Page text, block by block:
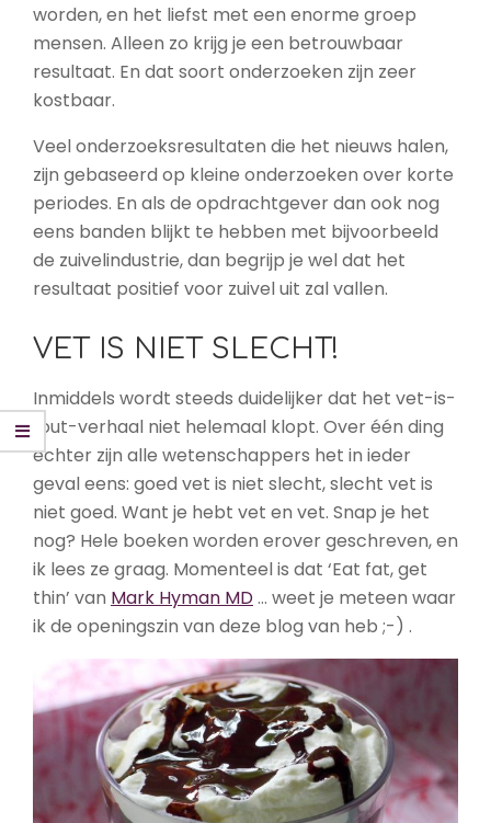
worden, en het liefst met een enorme groep
mensen. Alleen zo krijg je een betrouwbaar
resultaat. En dat soort onderzoeken zijn zeer
kostbaar.
Veel onderzoeksresultaten die het nieuws halen,
zijn gebaseerd op kleine onderzoeken over korte
periodes. En als de opdrachtgever dan ook nog
eens banden blijkt te hebben met bijvoorbeeld
de zuivelindustrie, dan begrijp je wel dat het
resultaat positief voor zuivel uit zal vallen.
VET IS NIET SLECHT!
Inmiddels wordt steeds duidelijker dat het vet-is-
fout-verhaal niet helemaal klopt. Over één ding
echter zijn alle wetenschappers het in ieder
geval eens: goed vet is niet slecht,slecht vet is
niet goed. Want je hebt vet en vet. Snap je het
nog? Hele boeken worden erover geschreven, en
ik lees ze graag. Momenteel is dat ‘Eat fat, get
thin’ van Mark Hyman MD… weet je meteen waar
ik de openingszin van deze blog van heb ;-) .